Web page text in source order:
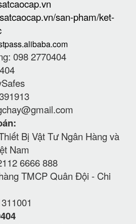
san-pham/ket-
098 2770404
Bị Vật Tư Ngân Hàng và
Nam
6666 888
TMCP Quân Đội - Chi